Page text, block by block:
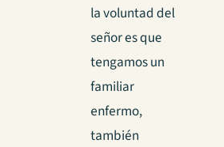
la voluntad del
señor es que
tengamos un
familiar
enfermo,
también